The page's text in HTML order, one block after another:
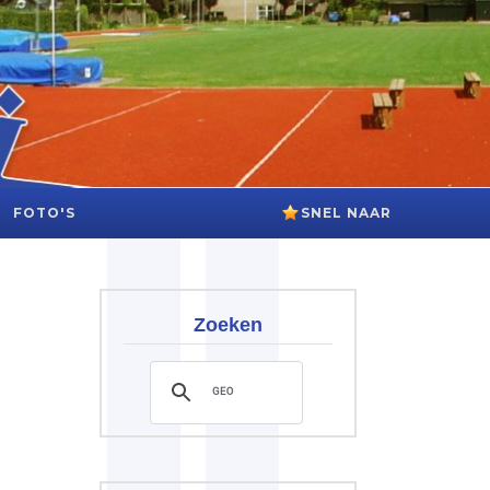
FOTO'S SNEL NAAR
Zoeken